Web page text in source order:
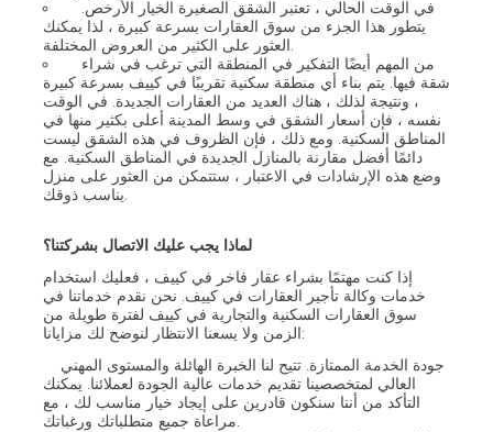
يتطور هذا الجزء من سوق العقارات بسرعة كبيرة ، لذا يمكنك
العثور على الكثير من العروض المختلفة.
شقة فيها. يتم بناء أي منطقة سكنية تقريبًا في كييف بسرعة كبيرة
، ونتيجة لذلك ، هناك العديد من العقارات الجديدة. في الوقت
نفسه ، فإن أسعار الشقق في وسط المدينة أعلى بكثير منها في
المناطق السكنية. ومع ذلك ، فإن الظروف في هذه الشقق ليست
دائمًا أفضل مقارنة بالمنازل الجديدة في المناطق السكنية. مع
وضع هذه الإرشادات في الاعتبار ، ستتمكن من العثور على منزل
يناسب ذوقك.
لماذا يجب عليك الاتصال بشركتنا؟
إذا كنت مهتمًا بشراء عقار فاخر في كييف ، فعليك استخدام
خدمات وكالة تأجير العقارات في كييف. نحن نقدم خدماتنا في
سوق العقارات السكنية والتجارية في كييف لفترة طويلة من
الزمن ولا يسعنا الانتظار لنوضح لك مزايانا:
العالي لمتخصصينا تقديم خدمات عالية الجودة لعملائنا. يمكنك
التأكد من أننا سنكون قادرين على إيجاد خيار مناسب لك ، مع
مراعاة جميع متطلباتك ورغباتك.